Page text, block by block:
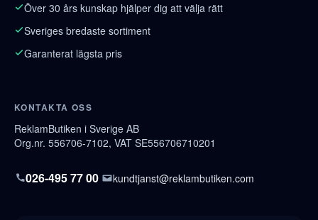
Över 30 års kunskap hjälper dig att välja rätt
Sveriges bredaste sortiment
Garanterat lägsta pris
KONTAKTA OSS
ReklamButiken i Sverige AB
Org.nr. 556706-7102, VAT SE556706710201
026-495 77 00 kundtjanst@reklambutiken.com